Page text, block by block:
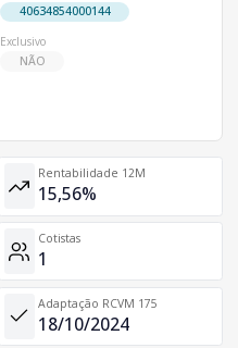
40634854000144
Exclusivo
NÃO
Rentabilidade 12M
15,56%
Cotistas
1
Adaptação RCVM 175
18/10/2024